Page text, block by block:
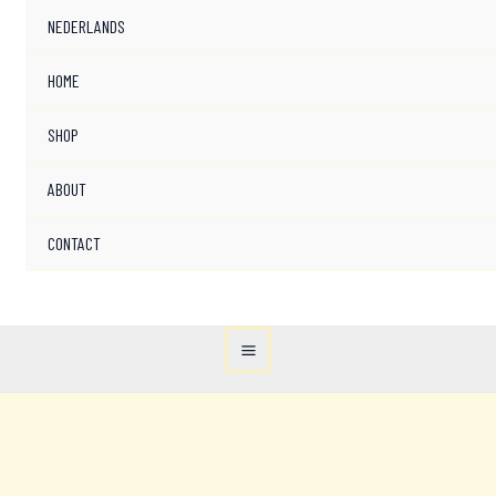
NEDERLANDS
HOME
SHOP
ABOUT
CONTACT